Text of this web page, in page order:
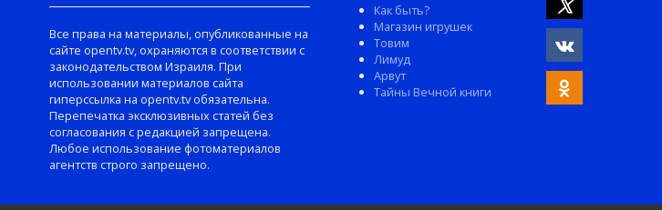
Все права на материалы, опубликованные на
сайте opentv.tv, охраняются в соответствии с
законодательством Израиля. При
использовании материалов сайта
гиперссылка на opentv.tv обязательна.
Перепечатка эксклюзивных статей без
согласования с редакцией запрещена.
Любое использование фотоматериалов
агентств строго запрещено.
Как быть?
Магазин игрушек
Товим
Лимуд
Арвут
Тайны Вечной книги